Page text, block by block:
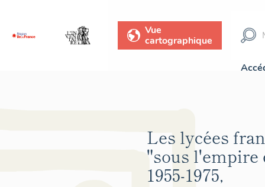
Vue
cartographique
Les lycées
"sous l'empire
1955-1975,